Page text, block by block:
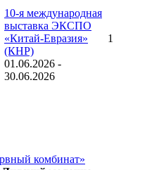
10-я международная
выставка ЭКСПО
«Китай-Евразия»
(КНР)
01.06.2026 -
30.06.2026
1
комбинат»